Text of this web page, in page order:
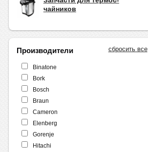
чайников
сбросить все
Производители
Binatone
Bork
Bosch
Braun
Cameron
Elenberg
Gorenje
Hitachi